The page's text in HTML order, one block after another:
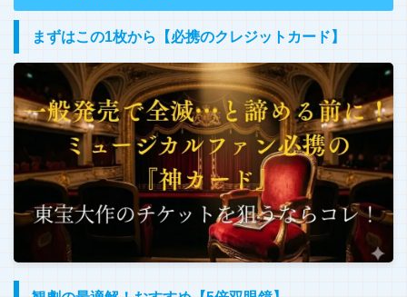
まずはこの1枚から【必携のクレジットカード】